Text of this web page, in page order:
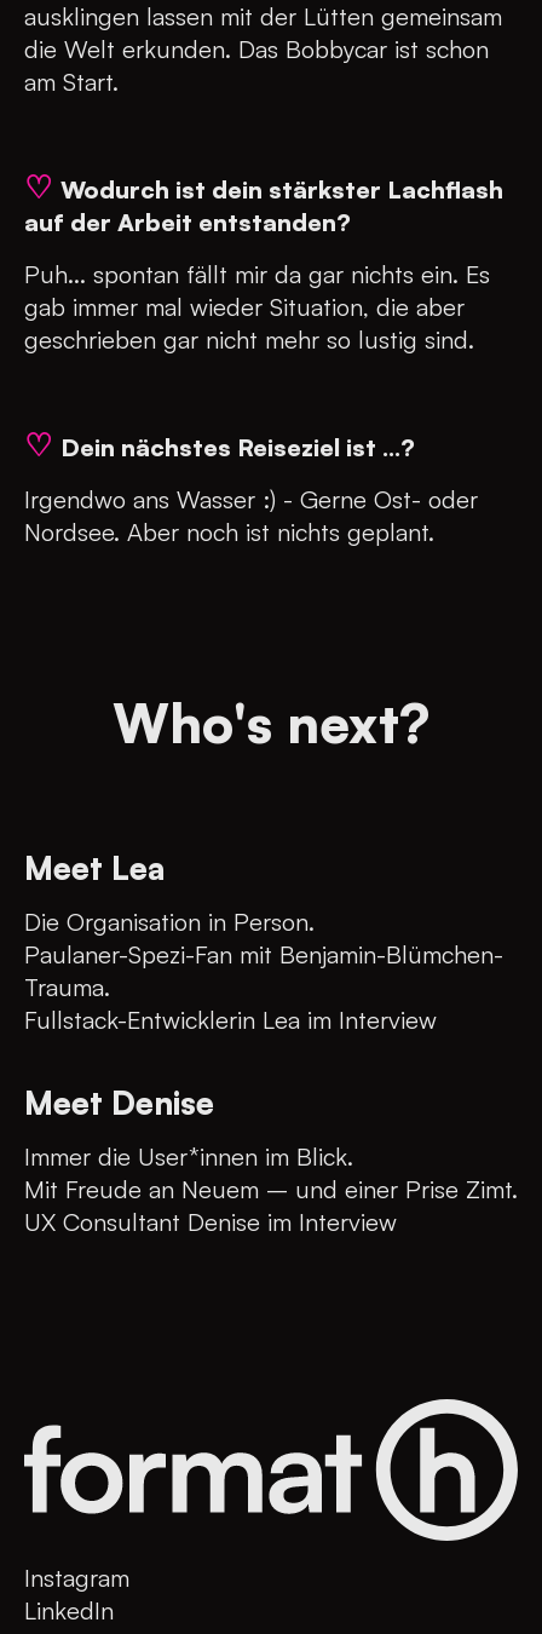
ausklingen lassen mit der Lütten gemeinsam
die Welt erkunden. Das Bobbycar ist schon
am Start.
♡ Wodurch ist dein stärkster Lachflash
auf der Arbeit entstanden?
Puh... spontan fällt mir da gar nichts ein. Es
gab immer mal wieder Situation, die aber
geschrieben gar nicht mehr so lustig sind.
♡ Dein nächstes Reiseziel ist ...?
Irgendwo ans Wasser :) - Gerne Ost- oder
Nordsee. Aber noch ist nichts geplant.
Who's next?
Meet Lea
Die Organisation in Person.
Paulaner-Spezi-Fan mit Benjamin-Blümchen-
Trauma.
Fullstack-Entwicklerin Lea im Interview
Meet Denise
Immer die User*innen im Blick.
Mit Freude an Neuem – und einer Prise Zimt.
UX Consultant Denise im Interview
Instagram
LinkedIn